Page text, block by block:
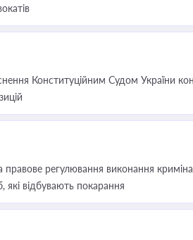
Конституційним Судом України
регулювання виконання
які відбувають покарання